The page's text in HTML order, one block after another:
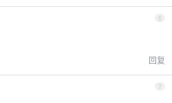
6
回复
7